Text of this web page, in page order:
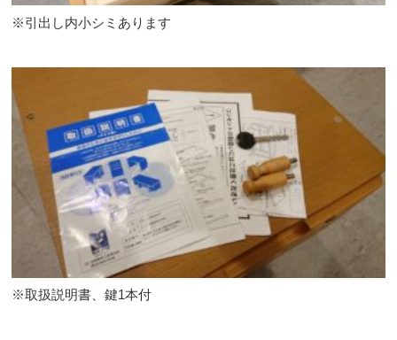
※引出し内小シミあります
※取扱説明書、鍵1本付